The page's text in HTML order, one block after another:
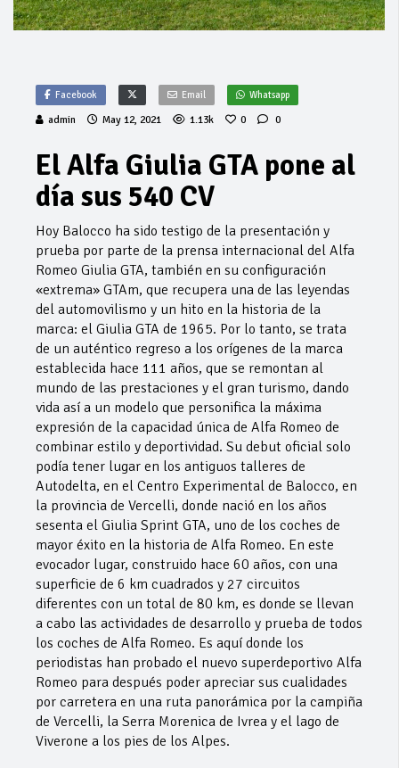
Facebook Email Whatsapp
admin May 12, 2021 1.13k 0 0
El Alfa Giulia GTA pone al
día sus 540 CV
Hoy Balocco ha sido testigo de la presentación y
prueba por parte de la prensa internacional del Alfa
Romeo Giulia GTA, también en su configuración
«extrema» GTAm, que recupera una de las leyendas
del automovilismo y un hito en la historia de la
marca: el Giulia GTA de 1965. Por lo tanto, se trata
de un auténtico regreso a los orígenes de la marca
establecida hace 111 años, que se remontan al
mundo de las prestaciones y el gran turismo, dando
vida así a un modelo que personifica la máxima
expresión de la capacidad única de Alfa Romeo de
combinar estilo y deportividad. Su debut oficial solo
podía tener lugar en los antiguos talleres de
Autodelta, en el Centro Experimental de Balocco, en
la provincia de Vercelli, donde nació en los años
sesenta el Giulia Sprint GTA, uno de los coches de
mayor éxito en la historia de Alfa Romeo. En este
evocador lugar, construido hace 60 años, con una
superficie de 6 km cuadrados y 27 circuitos
diferentes con un total de 80 km, es donde se llevan
a cabo las actividades de desarrollo y prueba de todos
los coches de Alfa Romeo. Es aquí donde los
periodistas han probado el nuevo superdeportivo Alfa
Romeo para después poder apreciar sus cualidades
por carretera en una ruta panorámica por la campiña
de Vercelli, la Serra Morenica de Ivrea y el lago de
Viverone a los pies de los Alpes.